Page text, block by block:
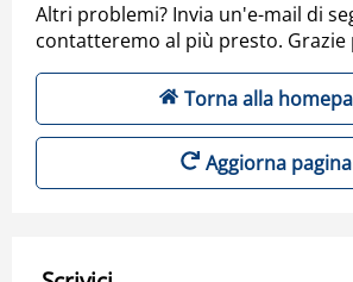
Altri problemi? Invia un'e-mail di
contatteremo al più presto. Grazie
Torna alla
Aggiorna pagina